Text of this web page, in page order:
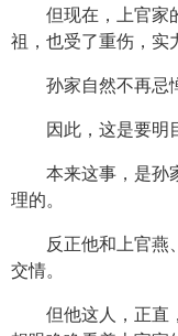
但现在，上官家
祖，也受了重伤，实
孙家自然不再忌
因此，这是要明
本来这事，是孙
理的。
反正他和上官燕
交情。
但他这人，正直